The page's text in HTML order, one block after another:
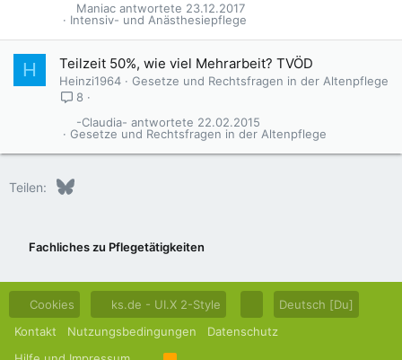
Intensiv- und Anästhesiepflege
23.12.2017
Maniac
H Teilzeit 50%, wie viel Mehrarbeit? TVÖD
Heinzi1964
Gesetze und Rechtsfragen in der Altenpflege
8
Gesetze und Rechtsfragen in der Altenpflege
22.02.2015
-Claudia-
Teilen: Bluesky
Fachliches zu Pflegetätigkeiten
Cookies ks.de - UI.X 2-Style
Deutsch [Du]
Kontakt
Nutzungsbedingungen
Datenschutz